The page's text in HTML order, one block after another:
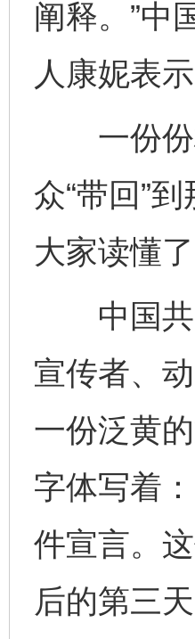
阐释。”中
人康妮表示
一份份
众“带回”
大家读懂
中国共
宣传者、
一份泛黄
字体写着
件宣言。
后的第三